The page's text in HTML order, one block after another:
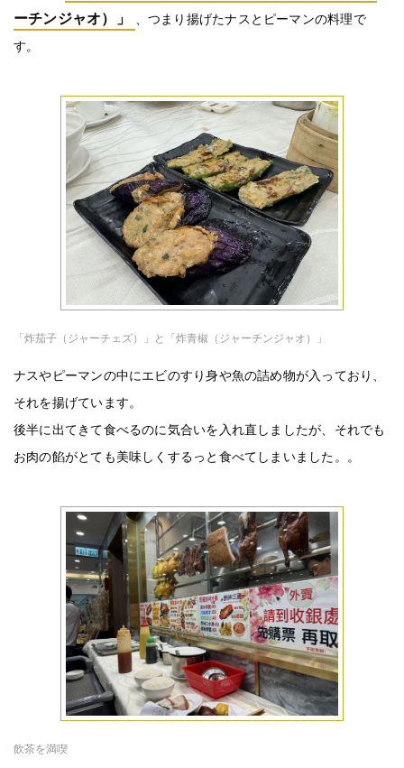
ーチンジャオ）」
、つまり揚げたナスとピーマンの料理で
す。
「炸茄子（ジャーチェズ）」と「炸青椒（ジャーチンジャオ）」
ナスやピーマンの中にエビのすり身や魚の詰め物が入っており、
それを揚げています。
後半に出てきて食べるのに気合いを入れ直しましたが、それでも
お肉の餡がとても美味しくするっと食べてしまいました。。
飲茶を満喫